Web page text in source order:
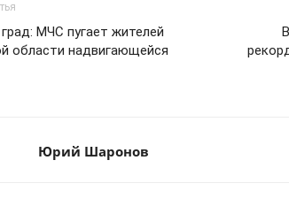
МЧС пугает жителей
области надвигающейся
Юрий Шаронов